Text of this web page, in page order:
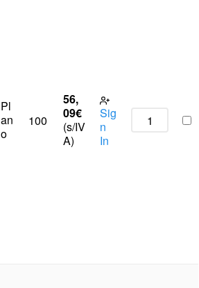
Pl
an
o
100
56,
09€
(s/IV
A)
Sig
n
In